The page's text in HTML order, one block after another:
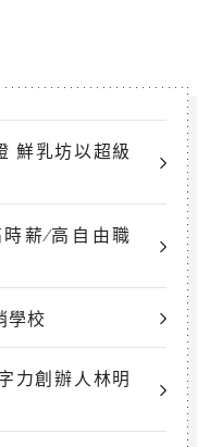
鮮乳坊以超級
薪∕高自由職
學校
力創辦人林明